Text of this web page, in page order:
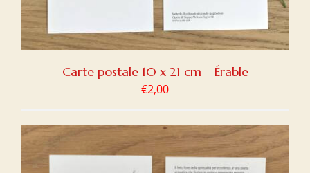
Carte postale 10 x 21 cm – Érable
€2,00